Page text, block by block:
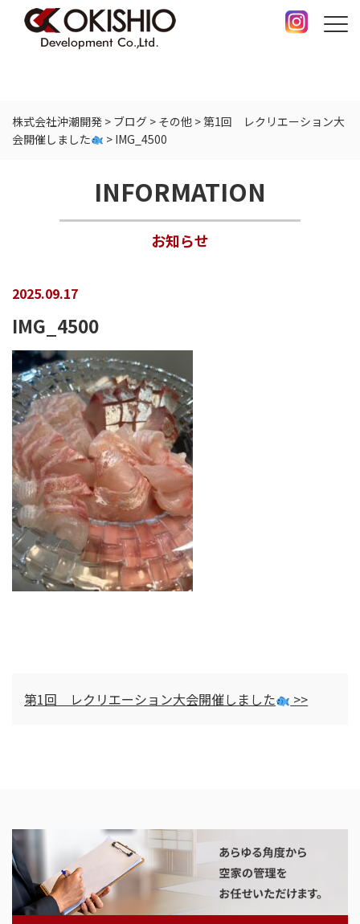
株式会社沖潮開発 > ブログ > その他 >第1回 レクリエーション大
会開催しました
> IMG_4500
INFORMATION
お知らせ
2025.09.17
IMG_4500
第1回 レクリエーション大会開催しました >>